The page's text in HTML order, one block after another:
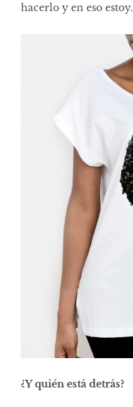
hacerlo y en eso estoy.
¿Y quién está detrás?